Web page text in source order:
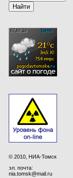
© 2010, НИА-Томск
эл. почта:
nia.tomsk@mail.ru